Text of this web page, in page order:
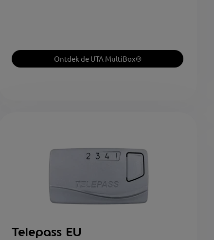
Ontdek de UTA MultiBox®
Telepass EU